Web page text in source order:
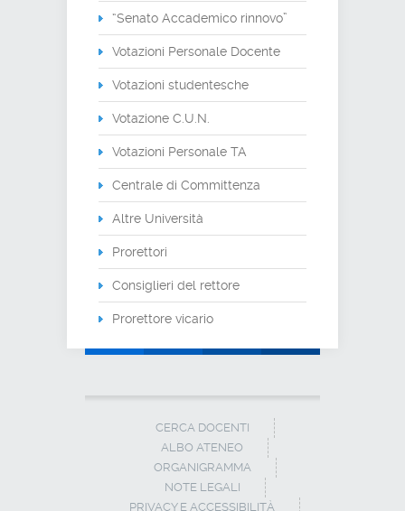
“Senato Accademico rinnovo”
Votazioni Personale Docente
Votazioni studentesche
Votazione C.U.N.
Votazioni Personale TA
Centrale di Committenza
Altre Università
Prorettori
Consiglieri del rettore
Prorettore vicario
CERCA DOCENTI
ALBO ATENEO
ORGANIGRAMMA
NOTE LEGALI
PRIVACY E ACCESSIBILITÀ